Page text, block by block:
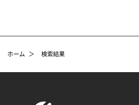
ホーム ＞ 検索結果